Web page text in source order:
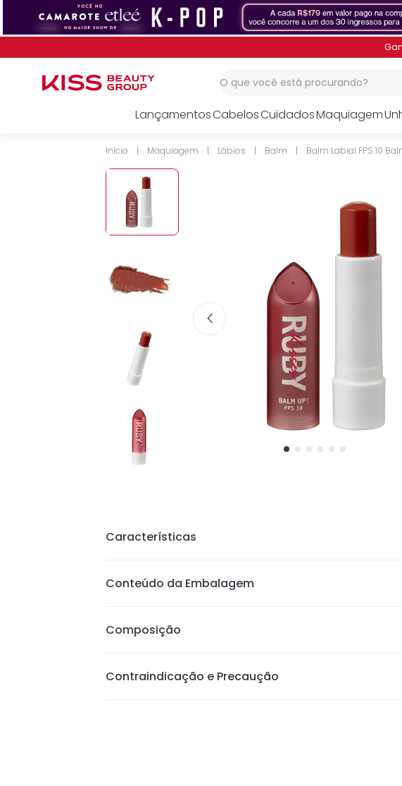
O que você está procurando?
LançamentosCabelosCuidadosMaquiagem
Maquiagem Lábios Balm Balm Labial FPS 10
Características
Possui um centro de hidratação incolor com 5
Textura cremosa com efeito de leve brilho natural;
efeito pesado de batom
Conteúdo da Embalagem
Composição
Contraindicação e Precaução
corretivo
2º impress
3º body splash